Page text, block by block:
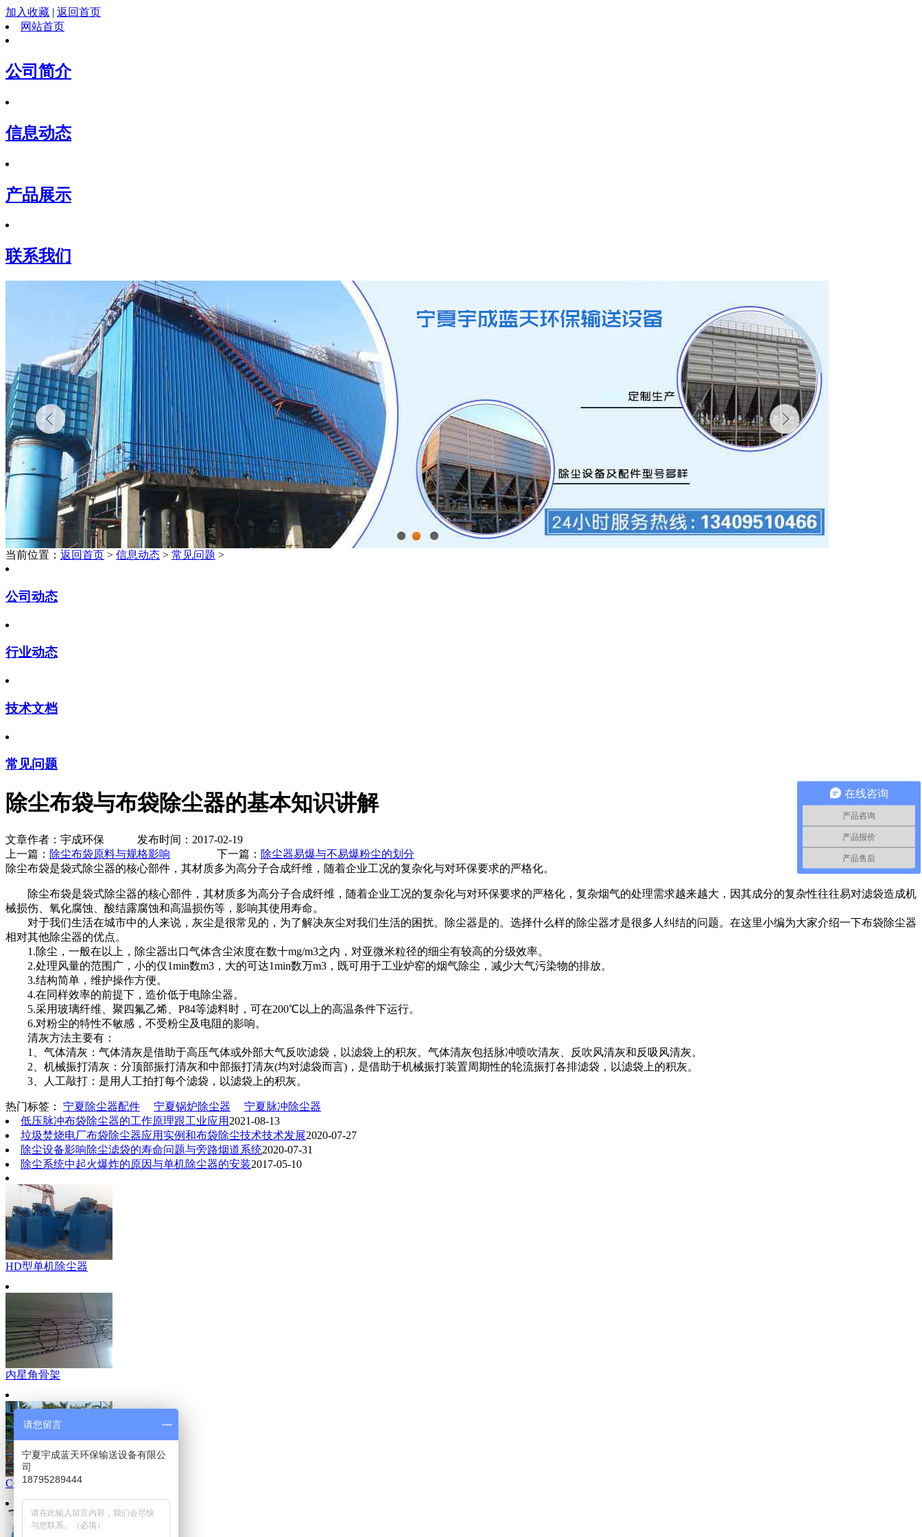
加入收藏 | 返回首页
网站首页
公司简介
信息动态
产品展示
联系我们
当前位置： 返回首页 > 信息动态 > 常见问题 >
公司动态
行业动态
技术文档
常见问题
除尘布袋与布袋除尘器的基本知识讲解
文章作者：宇成环保 发布时间：2017-02-19
上一篇： 除尘布袋原料与规格影响 下一篇： 除尘器易爆与不易爆粉尘的划分
除尘布袋是袋式除尘器的核心部件，其材质多为高分子合成纤维，随着企业工况的复杂化与对环保要求的严格化。
除尘布袋是袋式除尘器的核心部件，其材质多为高分子合成纤维，随着企业工况的复杂化与对环保要求的严格化，复杂烟气的处理需求越来越大，因其成分的复杂性往往易对滤袋造成机
械损伤、氧化腐蚀、酸结露腐蚀和高温损伤等，影响其使用寿命。
对于我们生活在城市中的人来说，灰尘是很常见的，为了解决灰尘对我们生活的困扰。除尘器是的。选择什么样的除尘器才是很多人纠结的问题。在这里小编为大家介绍一下布袋除尘器
相对其他除尘器的优点。
1.除尘，一般在以上，除尘器出口气体含尘浓度在数十mg/m3之内，对亚微米粒径的细尘有较高的分级效率。
2.处理风量的范围广，小的仅1min数m3，大的可达1min数万m3，既可用于工业炉窑的烟气除尘，减少大气污染物的排放。
3.结构简单，维护操作方便。
4.在同样效率的前提下，造价低于电除尘器。
5.采用玻璃纤维、聚四氟乙烯、P84等滤料时，可在200℃以上的高温条件下运行。
6.对粉尘的特性不敏感，不受粉尘及电阻的影响。
清灰方法主要有：
1、气体清灰：气体清灰是借助于高压气体或外部大气反吹滤袋，以滤袋上的积灰。气体清灰包括脉冲喷吹清灰、反吹风清灰和反吸风清灰。
2、机械振打清灰：分顶部振打清灰和中部振打清灰(均对滤袋而言)，是借助于机械振打装置周期性的轮流振打各排滤袋，以滤袋上的积灰。
3、人工敲打：是用人工拍打每个滤袋，以滤袋上的积灰。
热门标签： 宁夏除尘器配件 宁夏锅炉除尘器
宁夏脉冲除尘器
低压脉冲布袋除尘器的工作原理跟工业应用 2021-08-13
垃圾焚烧电厂布袋除尘器应用实例和布袋除尘技术技术发展2020-07-27
除尘设备影响除尘滤袋的寿命问题与旁路烟道系统2020-07-31
除尘系统中起火爆炸的原因与单机除尘器的安装2017-05-10
HD型单机除尘器
内星角骨架
CCJ/DG冲击式多管除尘器
在线咨询
产品咨询
产品报价
产品售后
请您留言
宁夏宇成蓝天环保输送设备有限公
司
18795289444